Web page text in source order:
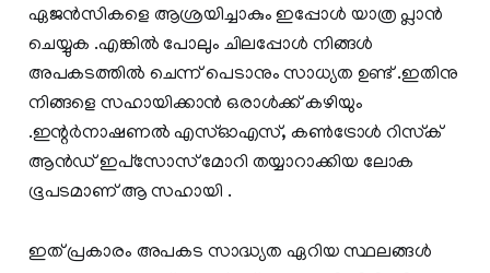
ഏജന്‍സികളെ ആശ്രയിച്ചാകും ഇപ്പോള്‍ യാത്ര പ്ലാന്‍
ചെയ്യുക .എങ്കില്‍ പോലും ചിലപ്പോള്‍ നിങ്ങള്‍
അപകടത്തില്‍ ചെന്ന് പെടാനും സാധ്യത ഉണ്ട് .ഇതിനു
നിങ്ങളെ സഹായിക്കാന്‍ ഒരാള്‍ക്ക് കഴിയും
.ഇന്റര്‍നാഷണല്‍ എസ്ഓഎസ്, കണ്‍ട്രോള്‍ റിസ്‌ക്
ആന്‍ഡ് ഇപ്‌സോസ് മോറി തയ്യാറാക്കിയ ലോക
ഭൂപടമാണ് ആ സഹായി .
ഇത് പ്രകാരം അപകട സാദ്ധ്യത ഏറിയ സ്ഥലങ്ങള്‍